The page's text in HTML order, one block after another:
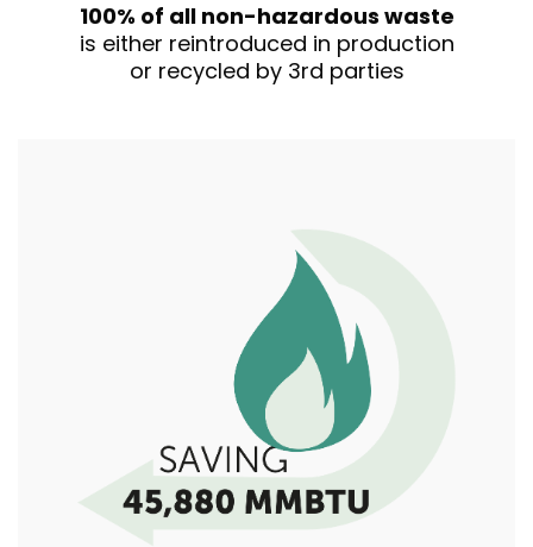
100% of all non-hazardous waste
is either reintroduced in production
or recycled by 3rd parties